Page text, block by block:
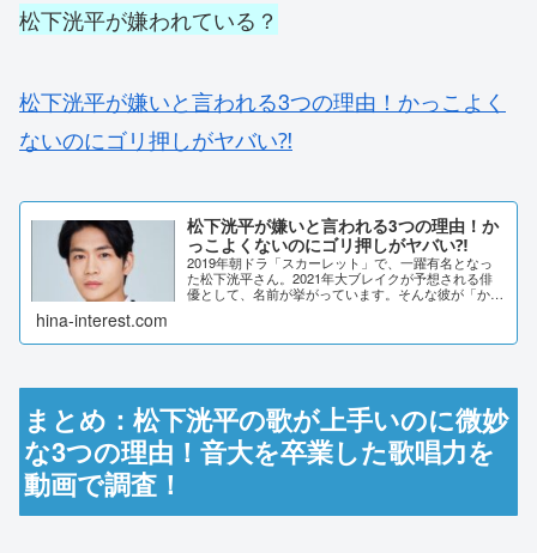
松下洸平が嫌われている？
松下洸平が嫌いと言われる3つの理由！かっこよく
ないのにゴリ押しがヤバい⁈
松下洸平が嫌いと言われる3つの理由！か
っこよくないのにゴリ押しがヤバい⁈
2019年朝ドラ「スカーレット」で、一躍有名となっ
た松下洸平さん。2021年大ブレイクが予想される俳
優として、名前が挙がっています。そんな彼が「かっ
hina-interest.com
まとめ：松下洸平の歌が上手いのに微妙
な3つの理由！音大を卒業した歌唱力を
動画で調査！